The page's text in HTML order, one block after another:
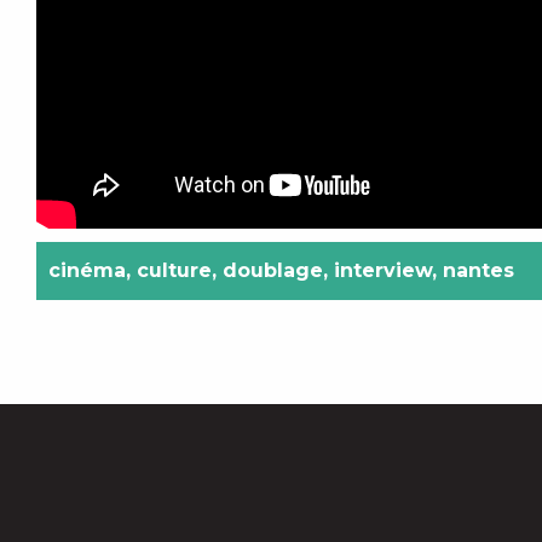
cinéma, culture, doublage, interview, nantes